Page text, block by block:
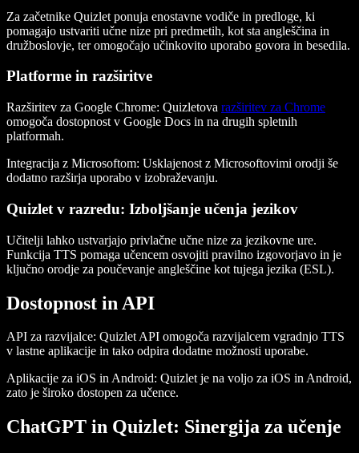
Za začetnike Quizlet ponuja enostavne vodiče in predloge, ki
pomagajo ustvariti učne nize pri predmetih, kot sta angleščina in
družboslovje, ter omogočajo učinkovito uporabo govora in besedila.
Platforme in razširitve
Razširitev za Google Chrome: Quizletova razširitev za Chrome
omogoča dostopnost v Google Docs in na drugih spletnih
platformah.
Integracija z Microsoftom: Usklajenost z Microsoftovimi orodji še
dodatno razširja uporabo v izobraževanju.
Quizlet v razredu: Izboljšanje učenja jezikov
Učitelji lahko ustvarjajo privlačne učne nize za jezikovne ure.
Funkcija TTS pomaga učencem osvojiti pravilno izgovorjavo in je
ključno orodje za poučevanje angleščine kot tujega jezika (ESL).
Dostopnost in API
API za razvijalce: Quizlet API omogoča razvijalcem vgradnjo TTS
v lastne aplikacije in tako odpira dodatne možnosti uporabe.
Aplikacije za iOS in Android: Quizlet je na voljo za iOS in Android,
zato je široko dostopen za učence.
ChatGPT in Quizlet: Sinergija za učenje